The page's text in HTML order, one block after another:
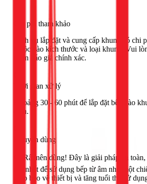
Chi phí tham khảo
Dịch vụ lắp đặt và cung cấp khung có chi
thuộc vào kích thước và loại khung. Vui
nhận báo giá chính xác.
Thời gian xử lý
Khoảng 30 - 60 phút để lắp đặt bếp vào
điện.
Khuyên dùng
🟢 Rất nên dùng! Đây là giải pháp an
mỹ nhất để sử dụng bếp từ âm như một
giúp bảo vệ thiết bị và tăng tuổi thọ sử